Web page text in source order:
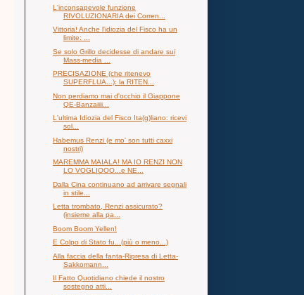
L'inconsapevole funzione
RIVOLUZIONARIA dei Corren...
Vittoria! Anche l'idiozia del Fisco ha un
limite: ...
Se solo Grillo decidesse di andare sui
Mass-media ...
PRECISAZIONE (che ritenevo
SUPERFLUA...): la RITEN...
Non perdiamo mai d'occhio il Giappone
QE-Banzaiiii...
L'ultima Idiozia del Fisco Ita(g)liano: ricevi
sol...
Habemus Renzi (e mo' son tutti caxxi
nostri)
MAREMMA MAIALA! MA IO RENZI NON
LO VOGLIOOO...e NE...
Dalla Cina continuano ad arrivare segnali
in stile...
Letta trombato, Renzi assicurato?
(insieme alla pa...
Boom Boom Yellen!
E Colpo di Stato fu...(più o meno...)
Alla faccia della fanta-Ripresa di Letta-
Sakkomann...
Il Fatto Quotidiano chiede il nostro
sostegno atti...